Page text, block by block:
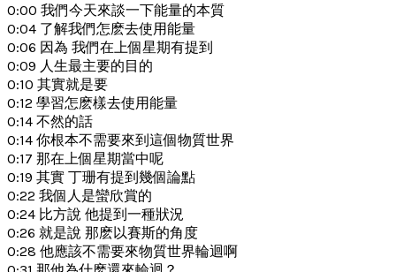
0:00 我們今天來談一下能量的本質
0:04 了解我們怎麽去使用能量
0:06 因為 我們在上個星期有提到
0:09 人生最主要的目的
0:10 其實就是要
0:12 學習怎麽樣去使用能量
0:14 不然的話
0:14 你根本不需要來到這個物質世界
0:17 那在上個星期當中呢
0:19 其實 丁珊有提到幾個論點
0:22 我個人是蠻欣賞的
0:24 比方說 他提到一種狀況
0:26 就是說 那麽以賽斯的角度
0:28 他應該不需要來物質世界輪迴啊